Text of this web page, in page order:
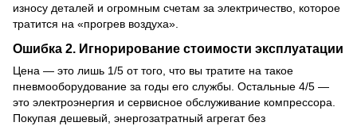
износу деталей и огромным счетам за электричество, которое
тратится на «прогрев воздуха».
Ошибка 2. Игнорирование стоимости эксплуатации
Цена — это лишь 1/5 от того, что вы тратите на такое
пневмооборудование за годы его службы. Остальные 4/5 —
это электроэнергия и сервисное обслуживание компрессора.
Покупая дешевый, энергозатратный агрегат без